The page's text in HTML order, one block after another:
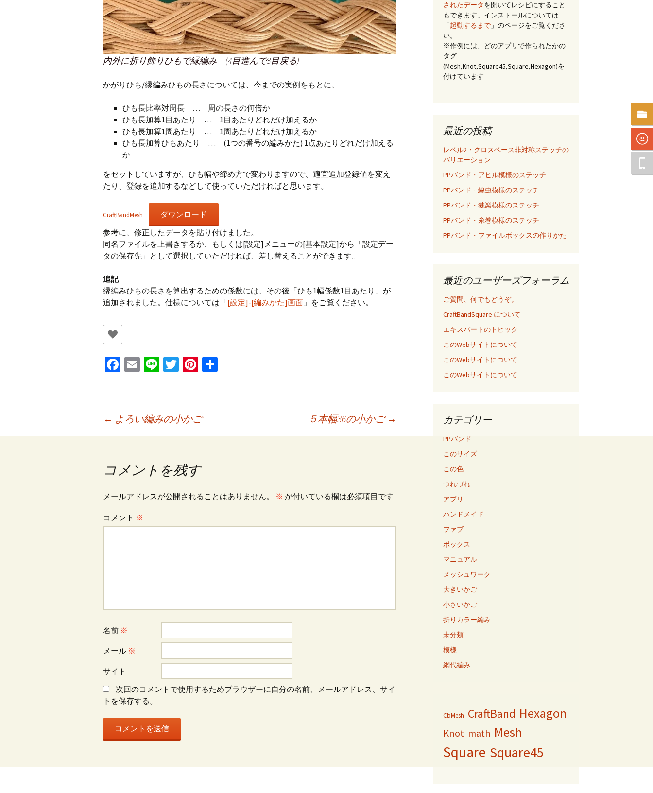
内外に折り飾りひもで縁編み (4目進んで3目戻る)
かがりひも/縁編みひもの長さについては、今までの実例をもとに、
ひも長比率対周長 … 周の長さの何倍か
ひも長加算1目あたり … 1目あたりどれだけ加えるか
ひも長加算1周あたり … 1周あたりどれだけ加えるか
ひも長加算ひもあたり … (1つの番号の編みかた) 1点あたりどれだけ加える
か
をセットしていますが、ひも幅や締め方で変わりますので、適宜追加登録値を変え
たり、登録を追加するなどして使っていただければと思います。
CraftBandMesh
ダウンロード
参考に、修正したデータを貼り付けました。
同名ファイルを上書きするか、もしくは[設定]メニューの[基本設定]から「設定デー
タの保存先」として選択していただければ、差し替えることができます。
追記
縁編みひもの長さを算出するための係数には、その後「ひも1幅係数1目あたり」が
追加されました。仕様については「[設定]-[編みかた]画面 」をご覧ください。
Fa
o
o
k
E
Li T
er
Pi
es
t
← よろい編みの小かご ５本幅36の小かご →
コメントを残す
メールアドレスが公開されることはありません。 ※ が付いている欄は必須項目です
コメント ※
名前 ※
メール ※
サイト
次回のコメントで使用するためブラウザーに自分の名前、メールアドレス、サイ
トを保存する。
されたデータを開いてレシピにすること
もできます。インストールについては
「起動するまで 」のページをご覧くださ
い。
※作例には、どのアプリで作られたかの
タグ
(Mesh,Knot,Square45,Square,Hexagon)を
付けています
最近の投稿
レベル2・クロスベース非対称ステッチの
バリエーション
PPバンド・アヒル模様のステッチ
PPバンド・線虫模様のステッチ
PPバンド・独楽模様のステッチ
PPバンド・糸巻模様のステッチ
PPバンド・ファイルボックスの作りかた
最近のユーザーズフォーラム
ご質問、何でもどうぞ。
CraftBandSquare について
エキスパートのトピック
このWebサイトについて
このWebサイトについて
このWebサイトについて
カテゴリー
PPバンド
このサイズ
この色
つれづれ
アプリ
ハンドメイド
ファブ
ボックス
マニュアル
メッシュワーク
大きいかご
小さいかご
折りカラー編み
未分類
模様
網代編み
CbMesh CraftBand Hexagon
Knot math Mesh
Square Square45